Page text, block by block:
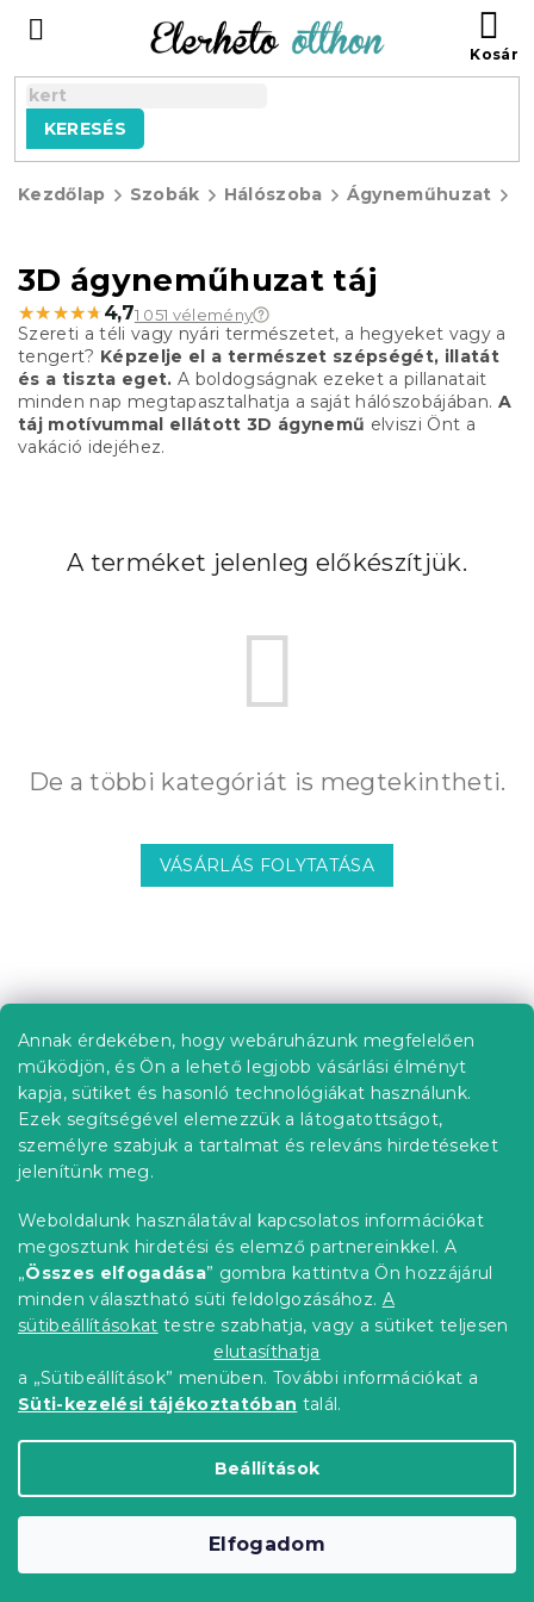
Annak érdekében, hogy webáruházunk megfelelően
működjön, és Ön a lehető legjobb vásárlási élményt
kapja, sütiket és hasonló technológiákat használunk.
Ezek segítségével elemezzük a látogatottságot,
személyre szabjuk a tartalmat és releváns hirdetéseket
jelenítünk meg.
Weboldalunk használatával kapcsolatos információkat
megosztunk hirdetési és elemző partnereinkkel. A
„Összes elfogadása” gombra kattintva Ön hozzájárul
minden választható süti feldolgozásához. A
sütibeállításokat testre szabhatja, vagy a sütiket teljesen
elutasíthatja
a „Sütibeállítások” menüben. További információkat a
Süti-kezelési tájékoztatóban talál.
Beállítások
Elfogadom
tartalomhoz
KERESÉS
Kezdőlap Szobák Hálószoba Ágyneműhuzat
3D ágyneműhuzat táj
★★★★★
★★★★★ 4,71 051 vélemény
Szereti a téli vagy nyári természetet, a hegyeket vagy a
tengert? Képzelje el a természet szépségét, illatát
és a tiszta eget. A boldogságnak ezeket a pillanatait
minden nap megtapasztalhatja a saját hálószobájában. A
táj motívummal ellátott 3D ágynemű elviszi Önt a
vakáció idejéhez.
A terméket jelenleg előkészítjük.
De a többi kategóriát is megtekintheti.
VÁSÁRLÁS FOLYTATÁSA
á
Információ az Ön számára
Rendelés követése
Szállítási lehetőségek
Fizetési lehetőségek
Reklamáció és áruvisszaküldés
Elérhetőség
Általános szerződési feltételek
Adatvédelmi nyilatkozat
Blog
Partnereinknek
Copyright 2026Elerheto otthon. Minden jog
Süti beállítások szerkesztése